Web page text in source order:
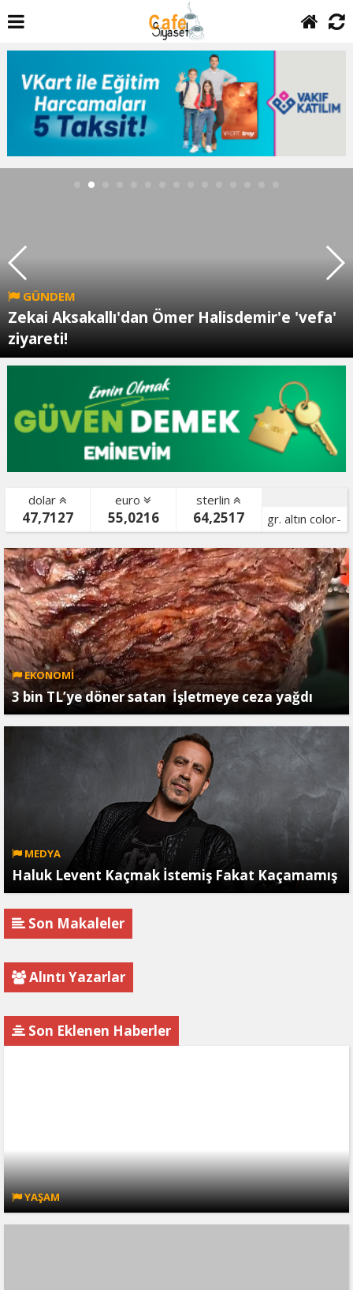
GÜNDEM
Zekai Aksakallı'dan Ömer Halisdemir'e 'vefa'
ziyareti!
dolar
47,7127
euro
55,0216
sterlin
64,2517
gr. altın color-
bist color-
EKONOMİ
3 bin TL’ye döner satan İşletmeye ceza yağdı
MEDYA
Haluk Levent Kaçmak İstemiş Fakat Kaçamamış
Son Makaleler
Alıntı Yazarlar
Son Eklenen Haberler
YAŞAM